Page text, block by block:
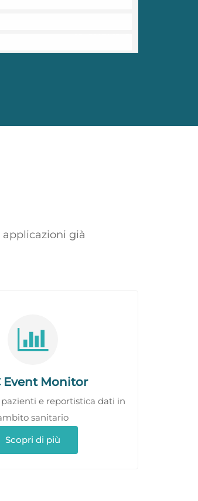
già
Event Monitor
e reportistica dati in
sanitario
Scopri di più